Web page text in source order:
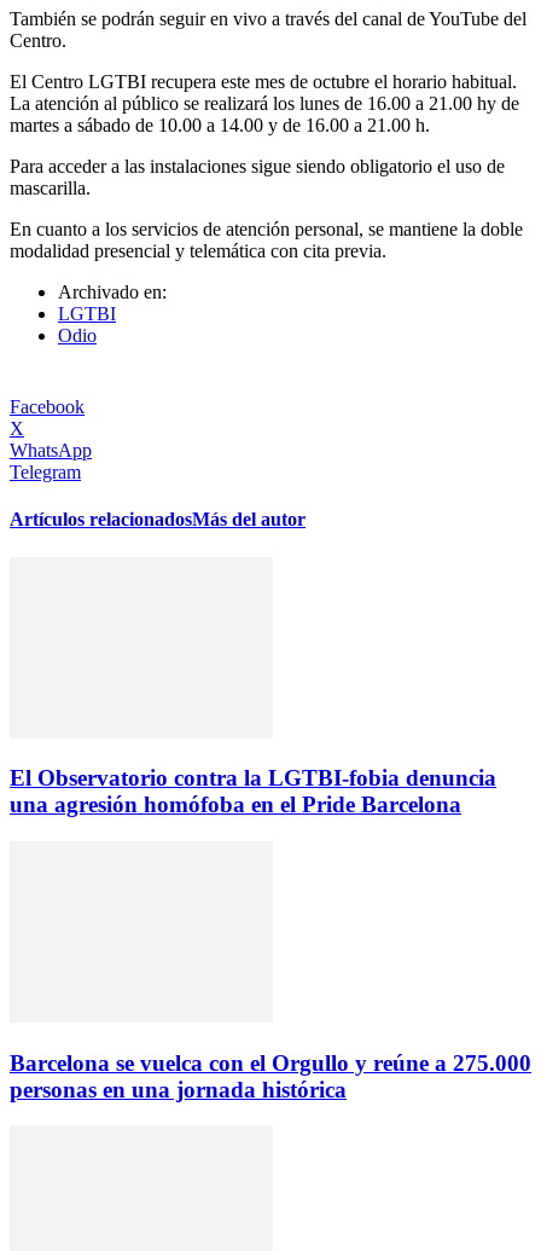
También se podrán seguir en vivo a través del canal de YouTube del
Centro.
El Centro LGTBI recupera este mes de octubre el horario habitual.
La atención al público se realizará los lunes de 16.00 a 21.00 hy de
martes a sábado de 10.00 a 14.00 y de 16.00 a 21.00 h.
Para acceder a las instalaciones sigue siendo obligatorio el uso de
mascarilla.
En cuanto a los servicios de atención personal, se mantiene la doble
modalidad presencial y telemática con cita previa.
Archivado en:
LGTBI
Odio
Facebook
X
WhatsApp
Telegram
Artículos relacionadosMás del autor
El Observatorio contra la LGTBI-fobia denuncia
una agresión homófoba en el Pride Barcelona
Barcelona se vuelca con el Orgullo y reúne a 275.000
personas en una jornada histórica